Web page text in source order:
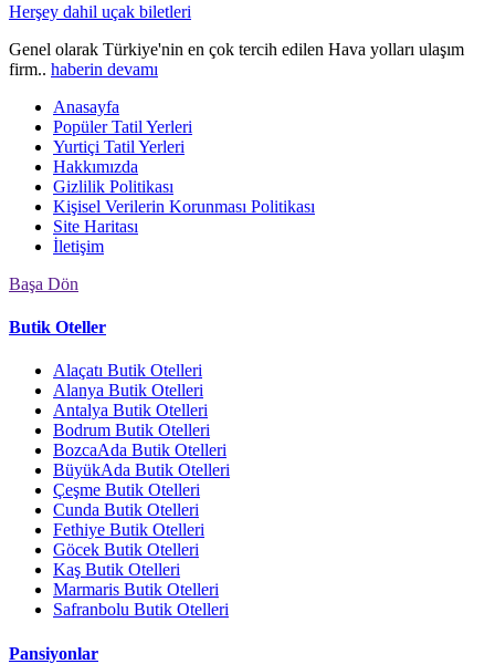
Herşey dahil uçak biletleri
Genel olarak Türkiye'nin en çok tercih edilen Hava yolları ulaşım
firm.. haberin devamı
Anasayfa
Popüler Tatil Yerleri
Yurtiçi Tatil Yerleri
Hakkımızda
Gizlilik Politikası
Kişisel Verilerin Korunması Politikası
Site Haritası
İletişim
Başa Dön
Butik Oteller
Alaçatı Butik Otelleri
Alanya Butik Otelleri
Antalya Butik Otelleri
Bodrum Butik Otelleri
BozcaAda Butik Otelleri
BüyükAda Butik Otelleri
Çeşme Butik Otelleri
Cunda Butik Otelleri
Fethiye Butik Otelleri
Göcek Butik Otelleri
Kaş Butik Otelleri
Marmaris Butik Otelleri
Safranbolu Butik Otelleri
Pansiyonlar